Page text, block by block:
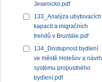
Jesenicko.pdf
133_Analýza ubytovacích
kapacit a migračních
trendů v Bruntále.pdf
134_Dostupnost bydlení
ve městě Holešov a návrh
systému propustného
bydlení.pdf